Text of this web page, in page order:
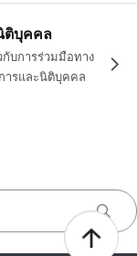
ติบุคคล
กับการร่วมมือทาง
ารและนิติบุคคล